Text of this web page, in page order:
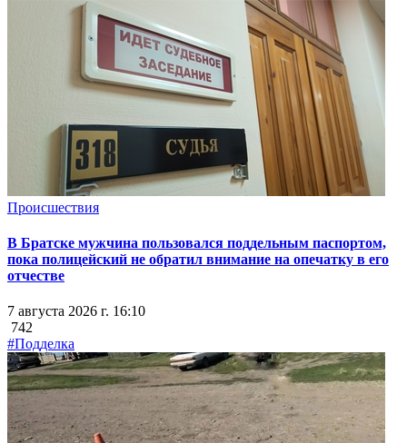
Происшествия
В Братске мужчина пользовался поддельным паспортом,
пока полицейский не обратил внимание на опечатку в его
отчестве
7 августа 2026 г. 16:10
742
#Подделка